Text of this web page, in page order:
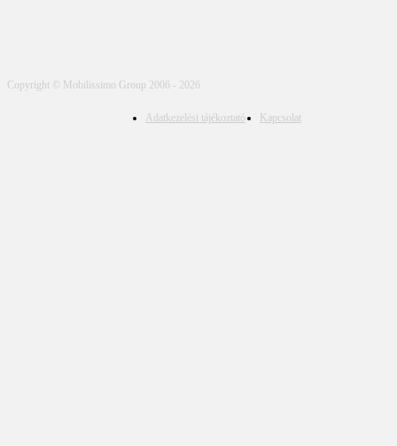
Copyright © Mobilissimo Group 2006 - 2026
Adatkezelési tájékoztató Kapcsolat